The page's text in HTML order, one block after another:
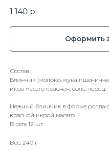
1 140 р.
Оформить
Состав:
Блинчик (молоко, мука
икра масаго красная, соль, перец.
Нежный блинчик в форме ролла
красной икрой масаго.
В сете 12 шт.
Вес: 240 г